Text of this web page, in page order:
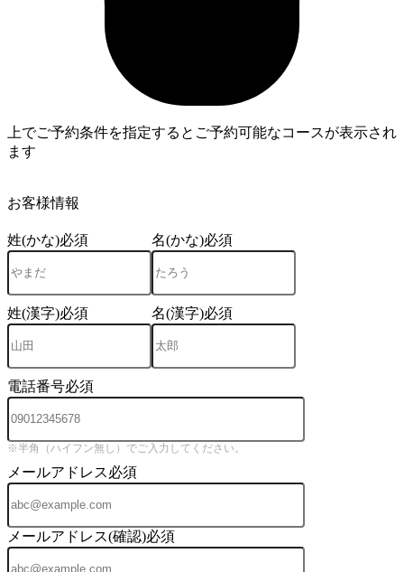
上でご予約条件を指定するとご予約可能なコースが表示され
ます
お客様情報
姓(かな)必須 名(かな)必須
姓(漢字)必須 名(漢字)必須
電話番号必須
※半角（ハイフン無し）でご入力してください。
メールアドレス必須
メールアドレス(確認)必須